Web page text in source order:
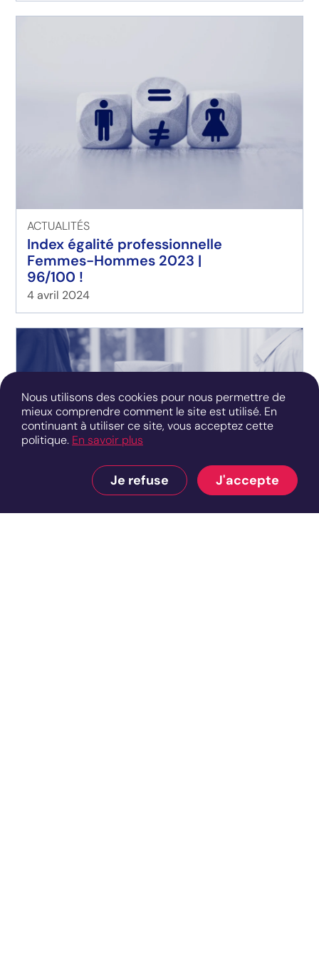
ACTUALITÉS
Index égalité professionnelle
Femmes-Hommes 2023 |
96/100 !
4 avril 2024
Fast & Furious ou Slow &
Nous utilisons des cookies pour nous permettre de
mieux comprendre comment le site est utilisé. En
continuant à utiliser ce site, vous acceptez cette
politique. En savoir plus
Je refuse J'accepte